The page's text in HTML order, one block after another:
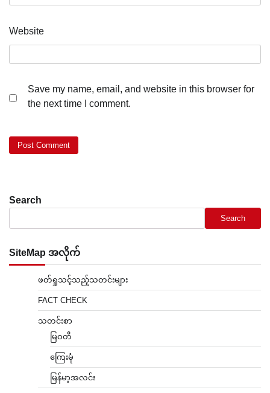
Website
Save my name, email, and website in this browser for
the next time I comment.
Search
Search
SiteMap အလိုက်
ဖတ်ရှုသင့်သည့်သတင်းများ
FACT CHECK
သတင်းစာ
မြဝတီ
ကြေးမုံ
မြန်မာ့အလင်း